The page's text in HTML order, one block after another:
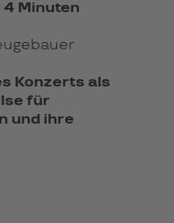
4 Minuten
Konzerts als
für
und ihre